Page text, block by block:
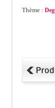
Thème :